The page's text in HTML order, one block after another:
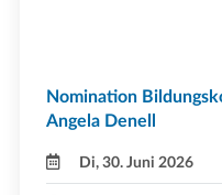
Nomination
Angela Denell
Di, 30. Juni 2026